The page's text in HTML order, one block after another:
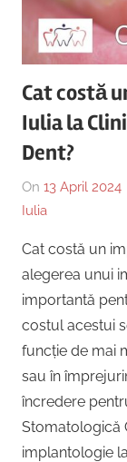
|
Copii,
Dentist,
Strada
Lăncrănjan
19,
Alba
510218,
România
+40754463365
Cat costă
Iulia la
Dent?
On 13 April 2024
Iulia
Cat costă un
alegerea unui
importantă
costul acestui
funcție de mai
sau în
încredere
Stomatologică
implantologie